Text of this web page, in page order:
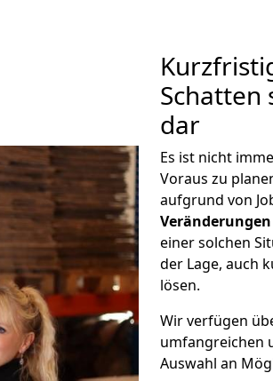
Schatten
dar
Es ist nicht
Voraus zu
aufgrund von
einer solchen
der Lage, auch
lösen.
Wir verfügen
umfangreichen
Auswahl an